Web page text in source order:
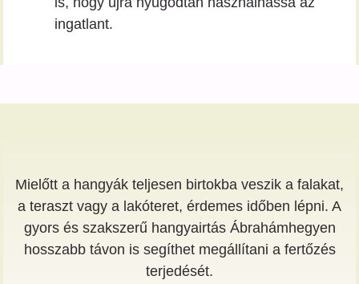
ingatlant.
Mielőtt a hangyák teljesen birtokba veszik a falakat,
a teraszt vagy a lakóteret, érdemes időben lépni. A
gyors és szakszerű hangyairtás Ábrahámhegyen
hosszabb távon is segíthet megállítani a fertőzés
terjedését.